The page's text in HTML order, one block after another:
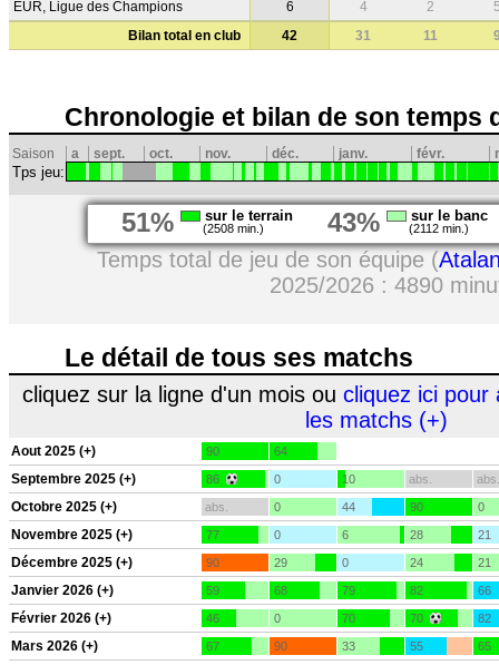
EUR, Ligue des Champions
6 4 2
Bilan total en club
42 31 11
Chronologie et bilan de son temps
Saison a sept. oct. nov. déc. janv. févr.
Tps jeu:
51% sur le terrain
(2508 min.) 43% sur le banc
(2112 min.)
Temps total de jeu de son équipe (
2025/2026 : 4890
Le détail de tous ses matchs
cliquez sur la ligne d'un mois ou cliquez ici pour
les matchs (+)
Aout 2025 (+) 90 64
Septembre 2025 (+) 86 0 10 abs. abs.
Octobre 2025 (+) abs. 0 44 90 0
Novembre 2025 (+) 77 0 6 28 21
Décembre 2025 (+) 90 29 0 24 21
Janvier 2026 (+) 59 68 79 82 66
Février 2026 (+) 46 0 70 70 82
Mars 2026 (+) 67 90 33 55 65